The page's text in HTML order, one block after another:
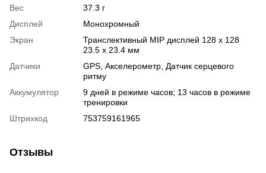
Вес
37.3 г
Дисплей
Монохромный
Экран
Транслективный MIP дисплей 128 x 128
23.5 x 23.4 мм
Датчики
GPS Акселерометр Датчик серцевого
ритму
Аккумулятор
9 дней в режиме часов; 13 часов в режиме
тренировки
Штрихкод
753759161965
Отзывы